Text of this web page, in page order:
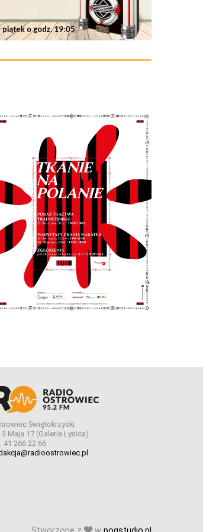
Świętokrzyski
3 Maja 17 (Galeria Łysica)
41 266 22 66